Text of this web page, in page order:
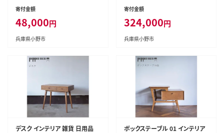
ミ はさみ
寄付金額
48,000円
兵庫県小野市
寄付金額
324,000円
兵庫県小野市
デスク インテリア 雑貨 日用品
ボックステーブル 01 インテリア